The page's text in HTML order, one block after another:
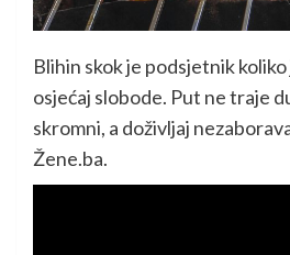
Blihin skok je podsjetnik
osjećaj slobode. Put ne traje
skromni, a doživljaj
Žene.ba.